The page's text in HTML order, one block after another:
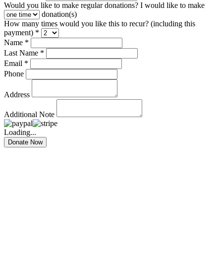
Would you like to make regular donations? I would like to make
donation(s)
How many times would you like this to recur? (including this
payment) *
Name *
Last Name *
Email *
Phone
Address
Additional Note
Loading...